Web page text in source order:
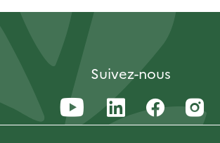
Suivez-nous